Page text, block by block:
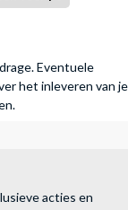
Eventuele
het inleveren van je
acties en